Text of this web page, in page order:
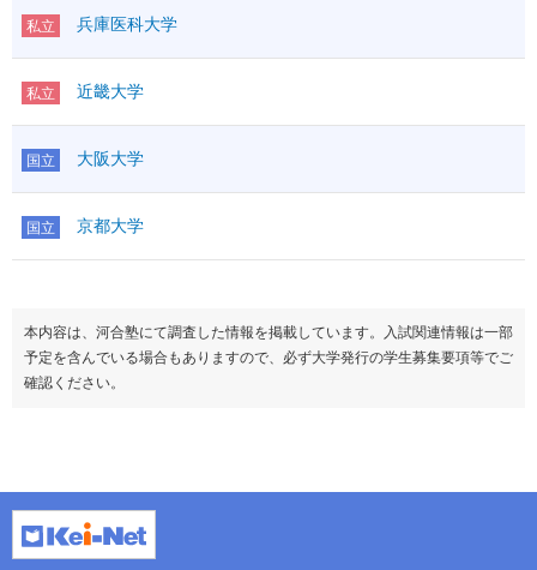
私立 兵庫医科大学
私立 近畿大学
国立 大阪大学
国立 京都大学
本内容は、河合塾にて調査した情報を掲載しています。入試関連情報は一部
予定を含んでいる場合もありますので、必ず大学発行の学生募集要項等でご
確認ください。